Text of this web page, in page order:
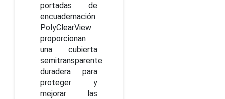
portadas de
encuadernación
PolyClearView
proporcionan
una cubierta
semitransparente
duradera para
proteger y
mejorar las